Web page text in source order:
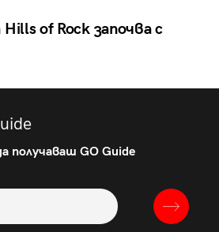
of Rock започва с
получаваш GO Guide